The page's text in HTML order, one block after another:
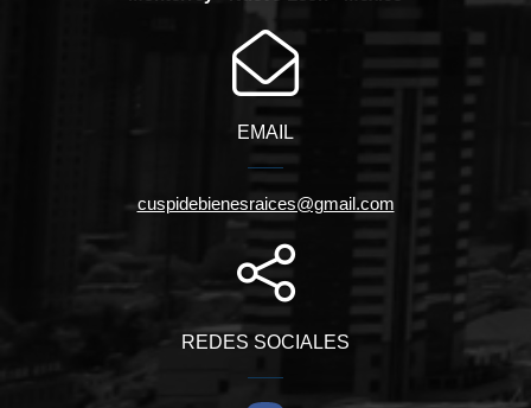
EMAIL
cuspidebienesraices@gmail.com
REDES SOCIALES